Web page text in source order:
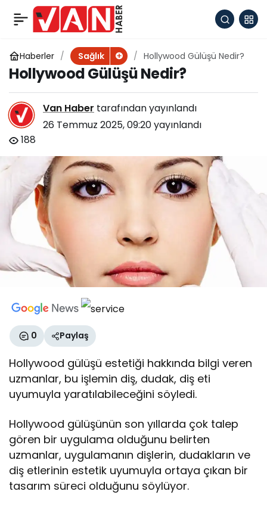
Haberler Sağlık Hollywood Gülüşü Nedir?
Hollywood Gülüşü Nedir?
Van Haber tarafından yayınlandı
26 Temmuz 2025, 09:20yayınlandı
188
0 Paylaş
Hollywood gülüşü estetiği hakkında bilgi veren
uzmanlar, bu işlemin diş, dudak, diş eti
uyumuyla yaratılabileceğini söyledi.
Hollywood gülüşünün son yıllarda çok talep
gören bir uygulama olduğunu belirten
uzmanlar, uygulamanın dişlerin, dudakların ve
diş etlerinin estetik uyumuyla ortaya çıkan bir
tasarım süreci olduğunu söylüyor.
Seks bağımlılığı, tedavi
edilmesi gereken ciddi
bir sorun!
Paylaş